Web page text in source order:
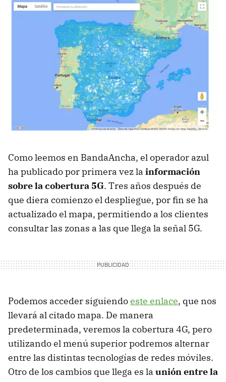
Como leemos en BandaAncha, el operador azul
ha publicado por primera vez la información
sobre la cobertura 5G. Tres años después de
que diera comienzo el despliegue, por fin se ha
actualizado el mapa, permitiendo a los clientes
consultar las zonas a las que llega la señal 5G.
Podemos acceder siguiendoeste enlace, que nos
llevará al citado mapa. De manera
predeterminada, veremos la cobertura 4G, pero
utilizando el menú superior podremos alternar
entre las distintas tecnologías de redes móviles.
Otro de los cambios que llega es la unión entre la